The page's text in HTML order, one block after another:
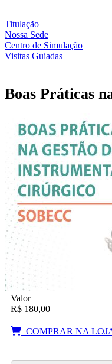
Titulação
Nossa Sede
Centro de Simulação
Visitas Guiadas
Boas Práticas
Valor
R$ 180,00
COMPRAR NA